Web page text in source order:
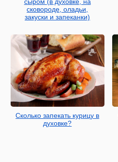
сковороде, оладьи,
закуски и запеканки)
Сколько запекать курицу в
духовке?